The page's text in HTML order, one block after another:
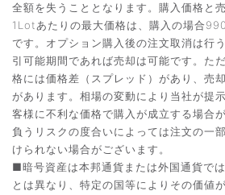
全額を失うこととなります。購入価格と
1Lotあたりの最大価格は、購入の場合
です。オプション購入後の注文取消は行
引可能期間であれば売却は可能です。た
格には価格差（スプレッド）があり、売
があります。相場の変動により当社が提
客様に不利な価格で購入が成立する場合
負うリスクの度合いによっては注文の一
けられない場合がございます。
■暗号資産は本邦通貨または外国通貨で
とは異なり、特定の国等によりその価値